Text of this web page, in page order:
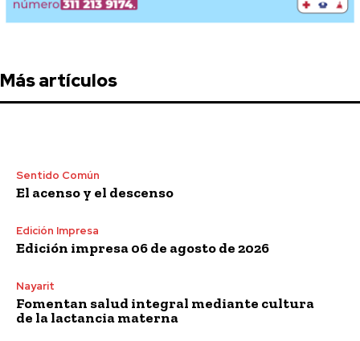
Más artículos
Sentido Común
El acenso y el descenso
Edición Impresa
Edición impresa 06 de agosto de 2026
Nayarit
Fomentan salud integral mediante cultura
de la lactancia materna